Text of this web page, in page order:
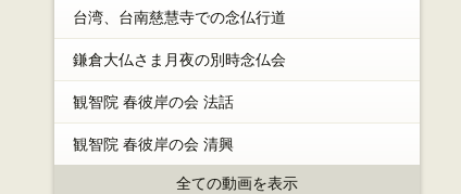
台湾、台南慈慧寺での念仏行道
鎌倉大仏さま月夜の別時念仏会
観智院 春彼岸の会 法話
観智院 春彼岸の会 清興
全ての動画を表示